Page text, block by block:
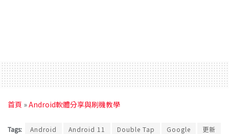
首頁 »Android軟體分享與刷機教學
Tags: Android Android 11 Double Tap Google 更新